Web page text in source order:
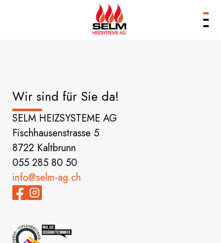
Referenzen
Services & Kontakt
Wir sind für Sie da!
SELM HEIZSYSTEME AG
Fischhausenstrasse 5
8722 Kaltbrunn
055 285 80 50
info@selm-ag.ch